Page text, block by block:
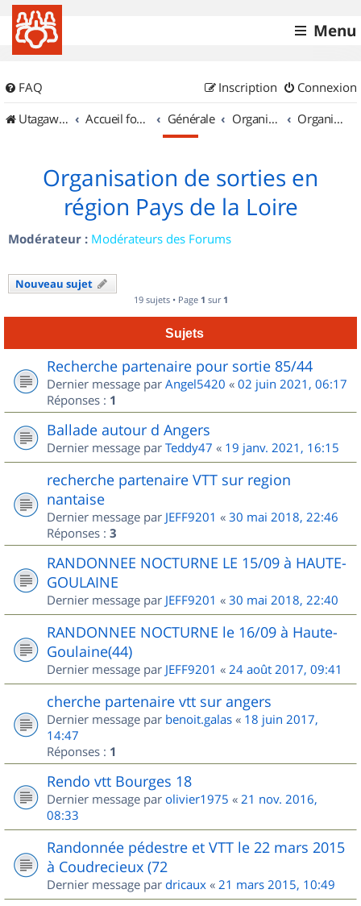
Menu
FAQ Connexion
Inscription
UtagawaVTT (Randos VTT et VTTAE avec traces GPS)
Accueil forum Générale Organisation de sorties & Recherche de partenaires Organisation de sorties en région Pays de la Loire
Organisation de sorties en
région Pays de la Loire
Modérateur : Modérateurs des Forums
Nouveau sujet
19 sujets • Page 1 sur 1
Sujets
Recherche partenaire pour sortie 85/44
Dernier message par Angel5420 « 02 juin 2021, 06:17
Réponses : 1
Ballade autour d Angers
Dernier message par Teddy47 « 19 janv. 2021, 16:15
recherche partenaire VTT sur region
nantaise
Dernier message par JEFF9201 « 30 mai 2018, 22:46
Réponses : 3
RANDONNEE NOCTURNE LE 15/09 à HAUTE-
GOULAINE
Dernier message par JEFF9201 « 30 mai 2018, 22:40
RANDONNEE NOCTURNE le 16/09 à Haute-
Goulaine(44)
Dernier message par JEFF9201 « 24 août 2017, 09:41
cherche partenaire vtt sur angers
Dernier message par benoit.galas « 18 juin 2017,
14:47
Réponses : 1
Rendo vtt Bourges 18
Dernier message par olivier1975 « 21 nov. 2016,
08:33
Randonnée pédestre et VTT le 22 mars 2015
à Coudrecieux (72
Dernier message par dricaux « 21 mars 2015, 10:49